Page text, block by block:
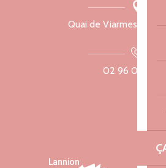
Quai de Viarmes,
02 96 05 60 70
Lannion